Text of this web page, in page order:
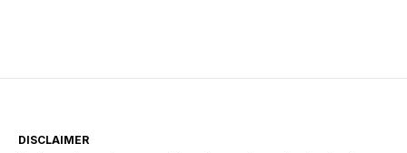
routes to steady employment. You […]
DISCLAIMER